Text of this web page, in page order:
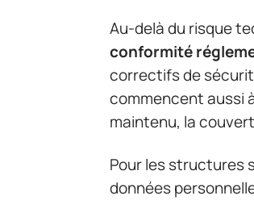
Au-delà du risque
conformité
correctifs de
commencent aussi
maintenu, la
Pour les structures
données